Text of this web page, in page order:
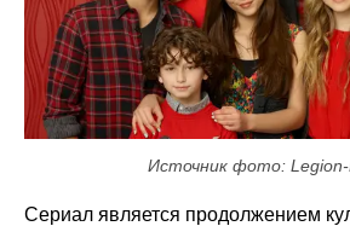
Источник фото: Legion-
Сериал является продолжением